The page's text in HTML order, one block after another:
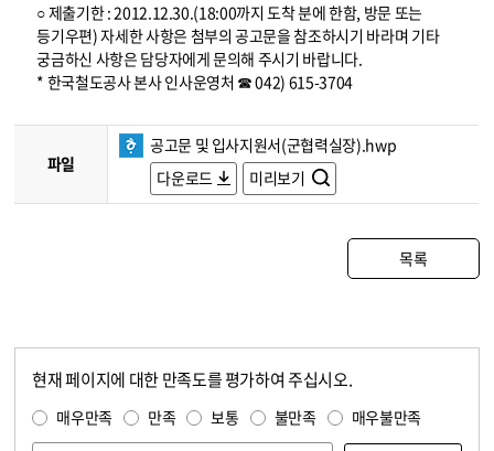
○ 제출기한 : 2012.12.30.(18:00까지 도착 분에 한함, 방문 또는
등기우편) 자세한 사항은 첨부의 공고문을 참조하시기 바라며 기타
궁금하신 사항은 담당자에게 문의해 주시기 바랍니다.
* 한국철도공사 본사 인사운영처 ☎ 042) 615-3704
파일
공고문 및 입사지원서(군협력실장).hwp
다운로드
미리보기
목록
현재 페이지에 대한 만족도를 평가하여 주십시오.
매우만족 만족 보통 불만족 매우불만족